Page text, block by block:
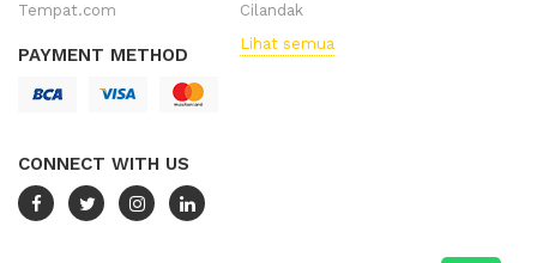
Tempat.com
PAYMENT METHOD
CONNECT WITH US
Cilandak
Lihat semua